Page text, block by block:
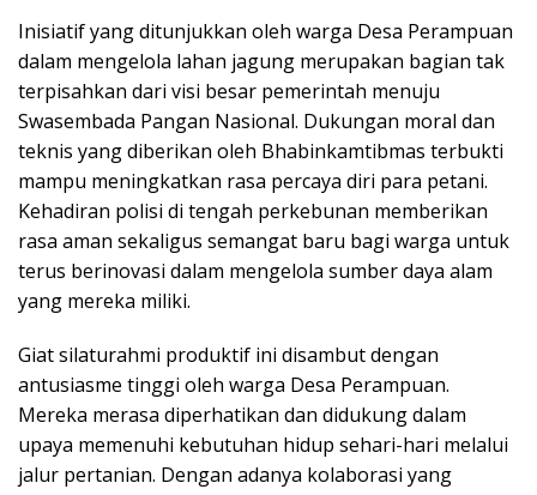
Inisiatif yang ditunjukkan oleh warga Desa Perampuan
dalam mengelola lahan jagung merupakan bagian tak
terpisahkan dari visi besar pemerintah menuju
Swasembada Pangan Nasional. Dukungan moral dan
teknis yang diberikan oleh Bhabinkamtibmas terbukti
mampu meningkatkan rasa percaya diri para petani.
Kehadiran polisi di tengah perkebunan memberikan
rasa aman sekaligus semangat baru bagi warga untuk
terus berinovasi dalam mengelola sumber daya alam
yang mereka miliki.
Giat silaturahmi produktif ini disambut dengan
antusiasme tinggi oleh warga Desa Perampuan.
Mereka merasa diperhatikan dan didukung dalam
upaya memenuhi kebutuhan hidup sehari-hari melalui
jalur pertanian. Dengan adanya kolaborasi yang